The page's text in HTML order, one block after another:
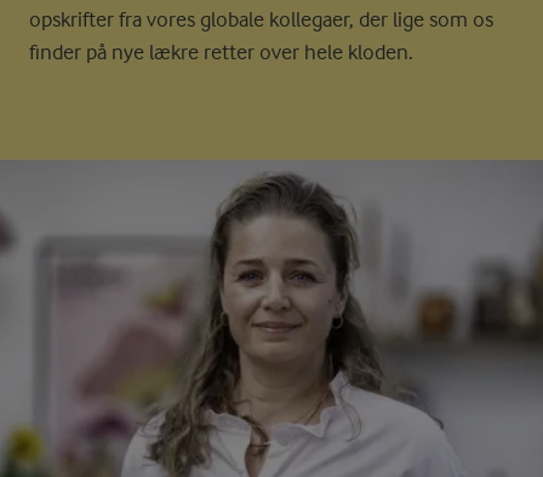
opskrifter fra vores globale kollegaer, der lige som os
finder på nye lækre retter over hele kloden.